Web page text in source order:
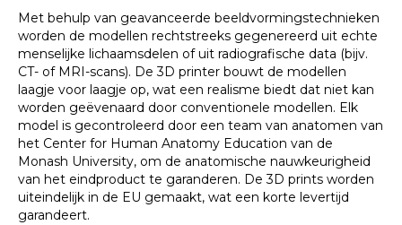
Met behulp van geavanceerde beeldvormingstechnieken
worden de modellen rechtstreeks gegenereerd uit echte
menselijke lichaamsdelen of uit radiografische data (bijv.
CT- of MRI-scans). De 3D printer bouwt de modellen
laagje voor laagje op, wat een realisme biedt dat niet kan
worden geëvenaard door conventionele modellen. Elk
model is gecontroleerd door een team van anatomen van
het Center for Human Anatomy Education van de
Monash University, om de anatomische nauwkeurigheid
van het eindproduct te garanderen. De 3D prints worden
uiteindelijk in de EU gemaakt, wat een korte levertijd
garandeert.